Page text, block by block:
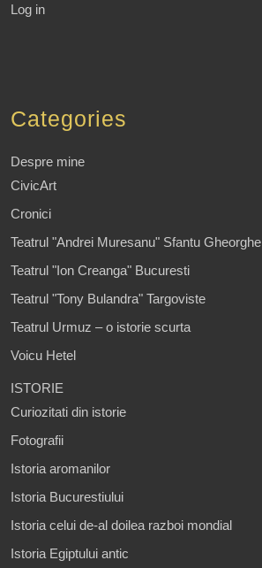
Log in
Categories
Despre mine
CivicArt
Cronici
Teatrul "Andrei Muresanu" Sfantu Gheorghe
Teatrul "Ion Creanga" Bucuresti
Teatrul "Tony Bulandra" Targoviste
Teatrul Urmuz – o istorie scurta
Voicu Hetel
ISTORIE
Curiozitati din istorie
Fotografii
Istoria aromanilor
Istoria Bucurestiului
Istoria celui de-al doilea razboi mondial
Istoria Egiptului antic